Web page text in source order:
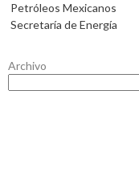
Petróleos Mexicanos
Secretaría de Energía
Archivo